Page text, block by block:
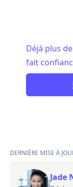
Déjà plus
fait
DERNIÈRE MISE À
Jade